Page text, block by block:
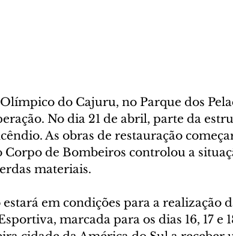
do Cajuru, no Parque dos
No dia 21 de abril, parte da
As obras de restauração
Corpo de Bombeiros controlou a
materiais.
em condições para a realização
marcada para os dias 16, 17 e